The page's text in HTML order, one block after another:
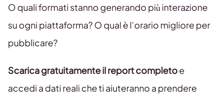
O quali formati stanno generando più interazione
su ogni piattaforma? O qual è l’orario migliore per
pubblicare?
Scarica gratuitamente il report completoe
accedi a dati reali che ti aiuteranno a prendere